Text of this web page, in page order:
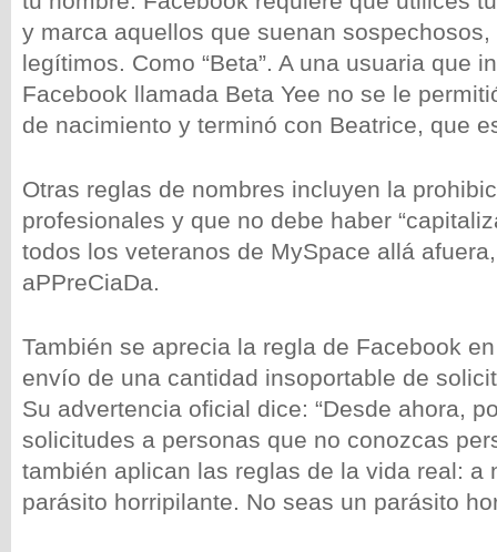
y marca aquellos que suenan
legítimos. Como “Beta”. A una usuaria que
Facebook llamada Beta Yee no se le
de nacimiento y terminó con Beatrice, que
Otras reglas de nombres incluyen la
profesionales y que no debe haber
todos los veteranos de MySpace allá
aPPreCiaDa.
También se aprecia la regla de Facebook
envío de una cantidad insoportable de
Su advertencia oficial dice: “Desde ahora,
solicitudes a personas que no conozcas
también aplican las reglas de la vida real: a
parásito horripilante. No seas un parásito